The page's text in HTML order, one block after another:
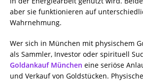
aber sie funktionieren auf
Wahrnehmung.
Wer sich in München mit physischem
als Sammler, Investor oder spirituell
Goldankauf München eine seriöse
und Verkauf von Goldstücken.